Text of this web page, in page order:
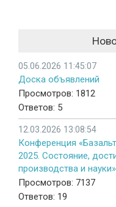
05.06.2026 11:45:07
Доска объявлений
Просмотров: 1812
Ответов: 5
12.03.2026 13:08:54
Конференция
2025. Состояние,
производства и
Просмотров: 7137
Ответов: 19